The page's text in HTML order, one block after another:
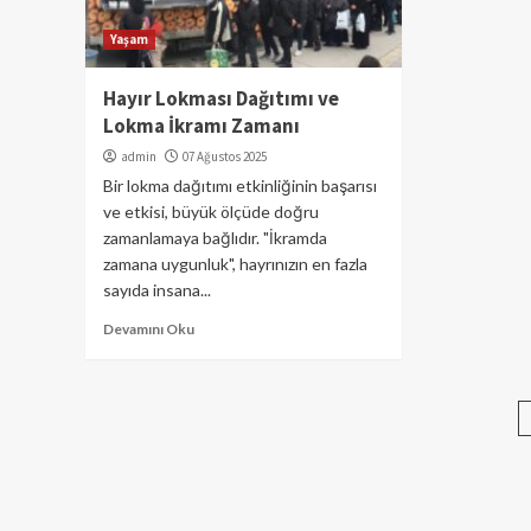
Yaşam
Hayır Lokması Dağıtımı ve
Lokma İkramı Zamanı
admin 07 Ağustos 2025
Bir lokma dağıtımı etkinliğinin başarısı
ve etkisi, büyük ölçüde doğru
zamanlamaya bağlıdır. "İkramda
zamana uygunluk", hayrınızın en fazla
sayıda insana...
Devamını Oku